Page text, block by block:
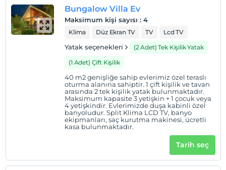
yemyeşil ağaçları, gökyüzünü ve gün batımını keyifle
izleyip sevdiklerinizle olabileceğiniz bir konuk evi.
Lüks arayan da, doğayı seven de burada.
Tüm bu detaylar da doğanın tabiatında eşsiz bir mozaik
Tesis lokasyon bilgileri
Köyümüz Antalya’dadır ve çok özel bir konuma sahiptir.
Orman içinde olup Olimpos’a 3 km, Adrasan'a 8 km'dir,
servisimizle 1 Mayıs 1 Ekim arası ücretsiz olarak Olimpos
Bungalow Villa Ev
Maksimum kişi sayısı : 4
Klima Düz Ekran TV TV Lcd TV
Yatak seçenekleri
(2 Adet) Tek Kişilik Yatak
(1 Adet) Çift Kişilik
40 m2 genişliğe sahip evlerimiz özel teraslı
oturma alanına sahiptir. 1 çift kişilik ve tavan
arasında 2 tek kişilik yatak bulunmaktadır.
Maksimum kapasite 3 yetişkin + 1 çocuk veya
4 yetişkindir. Evlerimizde duşa kabinli özel
banyoludur. Split Klima LCD TV, banyo
ekipmanları, saç kurutma makinesi, ücretli
kasa bulunmaktadır.
Tarih seç